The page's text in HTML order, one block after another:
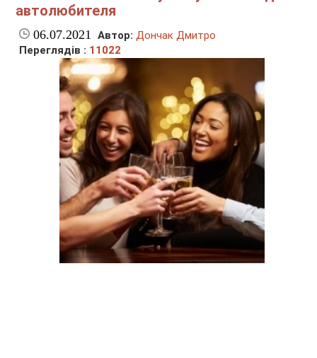
автолюбителя
06.07.2021 Автор: Дончак Дмитро
Переглядів : 11022